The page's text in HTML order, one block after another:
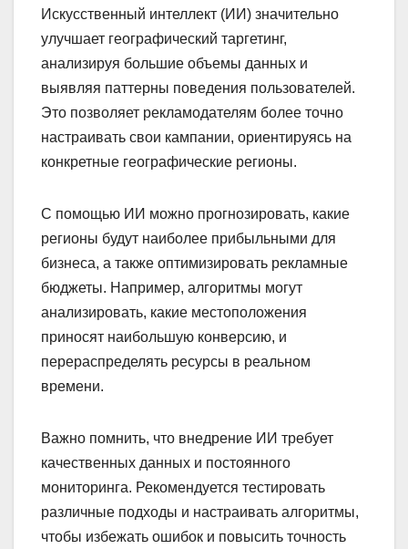
Искусственный интеллект (ИИ) значительно
улучшает географический таргетинг,
анализируя большие объемы данных и
выявляя паттерны поведения пользователей.
Это позволяет рекламодателям более точно
настраивать свои кампании, ориентируясь на
конкретные географические регионы.
С помощью ИИ можно прогнозировать, какие
регионы будут наиболее прибыльными для
бизнеса, а также оптимизировать рекламные
бюджеты. Например, алгоритмы могут
анализировать, какие местоположения
приносят наибольшую конверсию, и
перераспределять ресурсы в реальном
времени.
Важно помнить, что внедрение ИИ требует
качественных данных и постоянного
мониторинга. Рекомендуется тестировать
различные подходы и настраивать алгоритмы,
чтобы избежать ошибок и повысить точность